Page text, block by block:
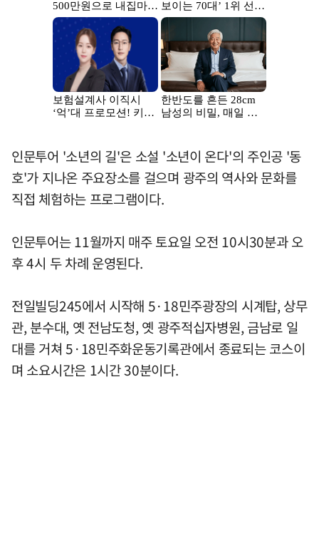
인문투어 '소년의 길'은 소설 '소년이 온다'의 주인공 '동
호'가 지나온 주요장소를 걸으며 광주의 역사와 문화를
직접 체험하는 프로그램이다.
인문투어는 11월까지 매주 토요일 오전 10시30분과 오
후 4시 두 차례 운영된다.
전일빌딩245에서 시작해 5·18민주광장의 시계탑, 상무
관, 분수대, 옛 전남도청, 옛 광주적십자병원, 금남로 일
대를 거쳐 5·18민주화운동기록관에서 종료되는 코스이
며 소요시간은 1시간 30분이다.